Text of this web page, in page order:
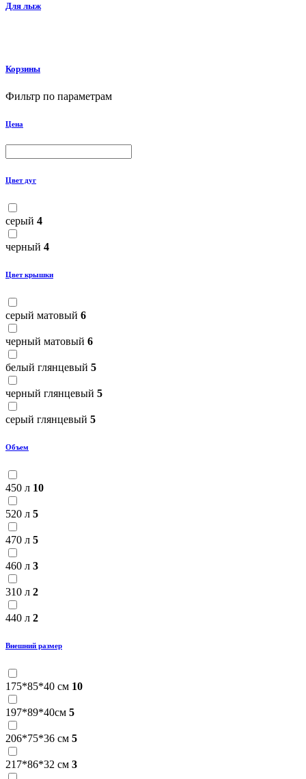
Для лыж
Корзины
Фильтр по параметрам
Цена
Цвет дуг
серый 4
черный 4
Цвет крышки
серый матовый 6
черный матовый 6
белый глянцевый 5
черный глянцевый 5
серый глянцевый 5
Объем
450 л 10
520 л 5
470 л 5
460 л 3
310 л 2
440 л 2
Внешний размер
175*85*40 см 10
197*89*40см 5
206*75*36 см 5
217*86*32 см 3